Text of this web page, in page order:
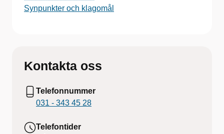
Synpunkter och klagomål
Kontakta oss
Telefonnummer
031 - 343 45 28
Telefontider